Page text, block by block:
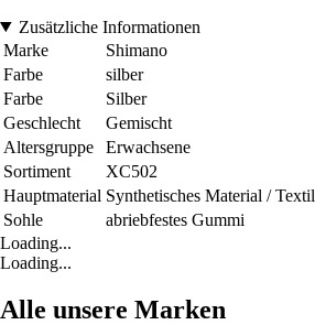
Zusätzliche Informationen
Marke
Shimano
Farbe
silber
Farbe
Silber
Geschlecht
Gemischt
Altersgruppe
Erwachsene
Sortiment
XC502
Hauptmaterial Synthetisches Material / Textil
Sohle
abriebfestes Gummi
Loading...
Loading...
Alle unsere Marken